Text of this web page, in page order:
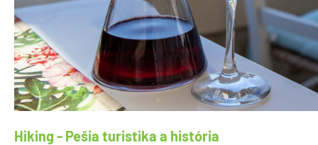
Hiking - Pešia turistika a história